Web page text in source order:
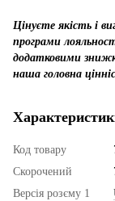
Цінуєте якість і
програми
додатковими
наша головна
Код товару
Скорочений
Версія розєму 1